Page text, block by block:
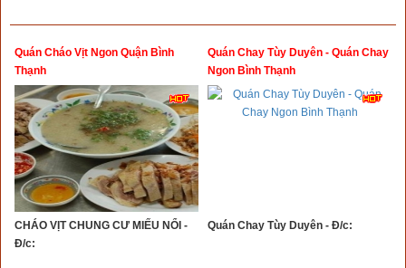
Quán Cháo Vịt Ngon Quận Bình
Thạnh
CHÁO VỊT CHUNG CƯ MIẾU NỔI -
Đ/c:
Quán Chay Tùy Duyên - Quán Chay
Ngon Bình Thạnh
Quán Chay Tùy Duyên - Đ/c: